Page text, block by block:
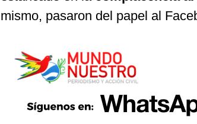
mismo, pasaron del papel al